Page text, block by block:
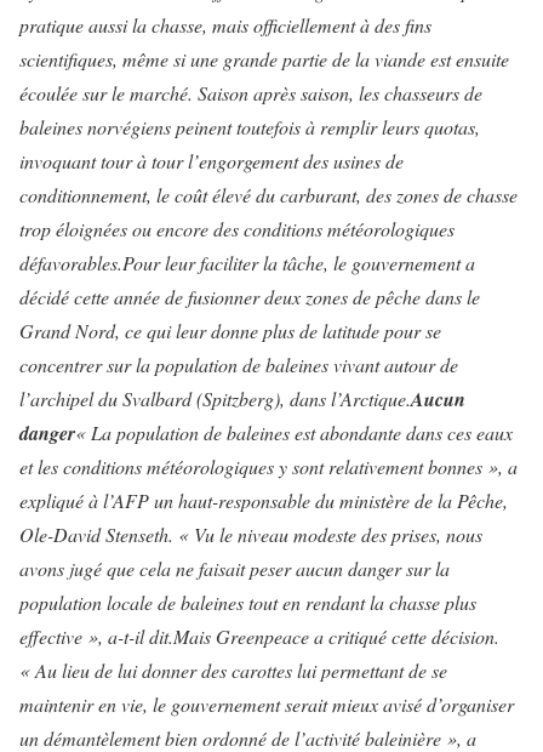
pratique aussi la chasse, mais officiellement à des fins
scientifiques, même si une grande partie de la viande est ensuite
écoulée sur le marché. Saison après saison, les chasseurs de
baleines norvégiens peinent toutefois à remplir leurs quotas,
invoquant tour à tour l’engorgement des usines de
conditionnement, le coût élevé du carburant, des zones de chasse
trop éloignées ou encore des conditions météorologiques
défavorables.Pour leur faciliter la tâche, le gouvernement a
décidé cette année de fusionner deux zones de pêche dans le
Grand Nord, ce qui leur donne plus de latitude pour se
concentrer sur la population de baleines vivant autour de
l’archipel du Svalbard (Spitzberg), dans l’Arctique.Aucun
danger« La population de baleines est abondante dans ces eaux
et les conditions météorologiques y sont relativement bonnes », a
expliqué à l’AFP un haut-responsable du ministère de la Pêche,
Ole-David Stenseth. « Vu le niveau modeste des prises, nous
avons jugé que cela ne faisait peser aucun danger sur la
population locale de baleines tout en rendant la chasse plus
effective », a-t-il dit.Mais Greenpeace a critiqué cette décision.
« Au lieu de lui donner des carottes lui permettant de se
maintenir en vie, le gouvernement serait mieux avisé d’organiser
un démantèlement bien ordonné de l’activité baleinière », a